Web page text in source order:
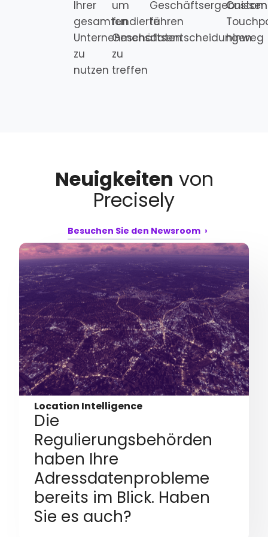
Ihrer
gesamten
Unternehmensdaten
zu
nutzen
um
fundierte
Geschäftsentscheidungen
zu
treffen
Geschäftsergebnissen
führen
hinweg
Neuigkeiten von
Precisely
Besuchen Sie den Newsroom
Location Intelligence
Die
Regulierungsbehörden
haben Ihre
Adressdatenprobleme
bereits im Blick. Haben
Sie es auch?